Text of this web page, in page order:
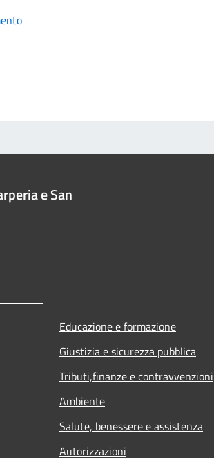
e San
Educazione e formazione
Giustizia e sicurezza pubblica
Tributi,finanze e contravvenzioni
Ambiente
Salute, benessere e assistenza
Autorizzazioni